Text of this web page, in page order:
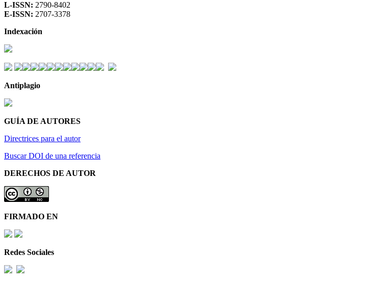
L-ISSN: 2790-8402
E-ISSN: 2707-3378
Indexación
Antiplagio
GUÍA DE AUTORES
Directrices para el autor
Buscar DOI de una referencia
DERECHOS DE AUTOR
FIRMADO EN
Redes Sociales